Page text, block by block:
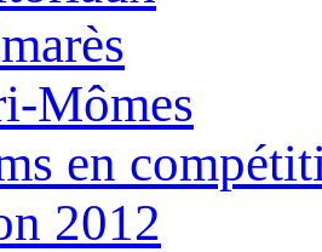
Mômes
en
2012